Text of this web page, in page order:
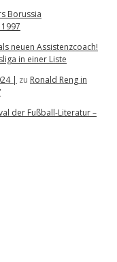
Borussia
neuen Assistenzcoach!
in einer Liste
| zu Ronald Reng in
der Fußball-Literatur –